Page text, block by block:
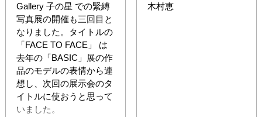
Gallery 子の星 での緊縛
写真展の開催も三回目と
なりました。タイトルの
「FACE TO FACE」 は
去年の「BASIC」展の作
品のモデルの表情から連
想し、次回の展示会のタ
イトルに使おうと思って
いました。
木村恵